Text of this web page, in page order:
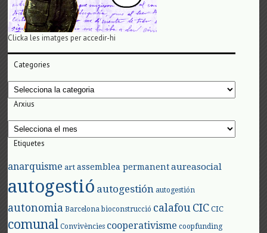
Clicka les imatges per accedir-hi
Categories
Categories
Arxius
Arxius
Etiquetes
anarquisme art assemblea permanent aureasocial
autogestió autogestión autogestión
autonomia Barcelona bioconstrucció calafouCIC CIC
comunal Convivències cooperativisme coopfunding